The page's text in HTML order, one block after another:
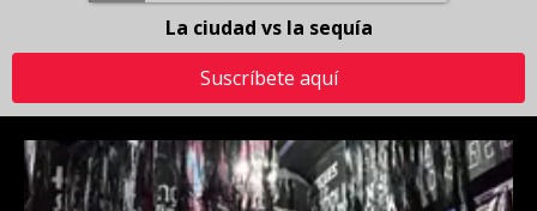
La ciudad vs la sequía
Suscríbete aquí